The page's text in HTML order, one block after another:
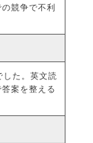
競争で不利
た。英文読
案を整える